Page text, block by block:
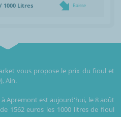
1000 Litres Baisse
vous propose le prix du fioul et
Ain.
Apremont est aujourd'hui, le 8 août
1562 euros les 1000 litres de fioul